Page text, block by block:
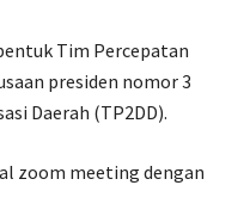
Tim Percepatan
presiden nomor 3
Daerah (TP2DD).
zoom meeting dengan